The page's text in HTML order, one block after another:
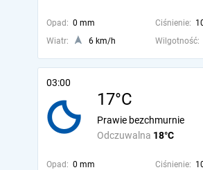
Opad: 0 mm Ciśnienie:
Wiatr:
6 km/h Wilgotność:
03:00
17°C
Odczuwalna 18°C
Prawie bezchmurnie
Opad: 0 mm Ciśnienie: